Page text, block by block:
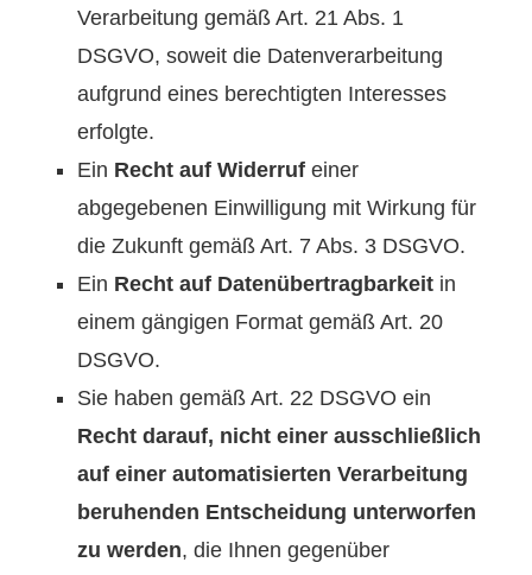
Verarbeitung gemäß Art. 21 Abs. 1
DSGVO, soweit die Datenverarbeitung
aufgrund eines berechtigten Interesses
erfolgte.
Ein Recht auf Widerruf einer
abgegebenen Einwilligung mit Wirkung für
die Zukunft gemäß Art. 7 Abs. 3 DSGVO.
Ein Recht auf Datenübertragbarkeit in
einem gängigen Format gemäß Art. 20
DSGVO.
Sie haben gemäß Art. 22 DSGVO ein
Recht darauf, nicht einer ausschließlich
auf einer automatisierten Verarbeitung
beruhenden Entscheidung unterworfen
zu werden, die Ihnen gegenüber